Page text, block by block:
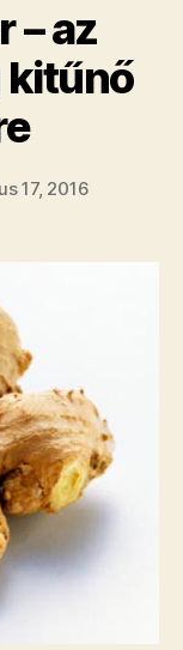
– az
kitűnő
17, 2016